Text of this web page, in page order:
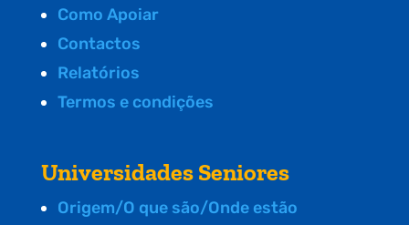
Como Apoiar
Contactos
Relatórios
Termos e condições
Universidades Seniores
Origem/O que são/Onde estão